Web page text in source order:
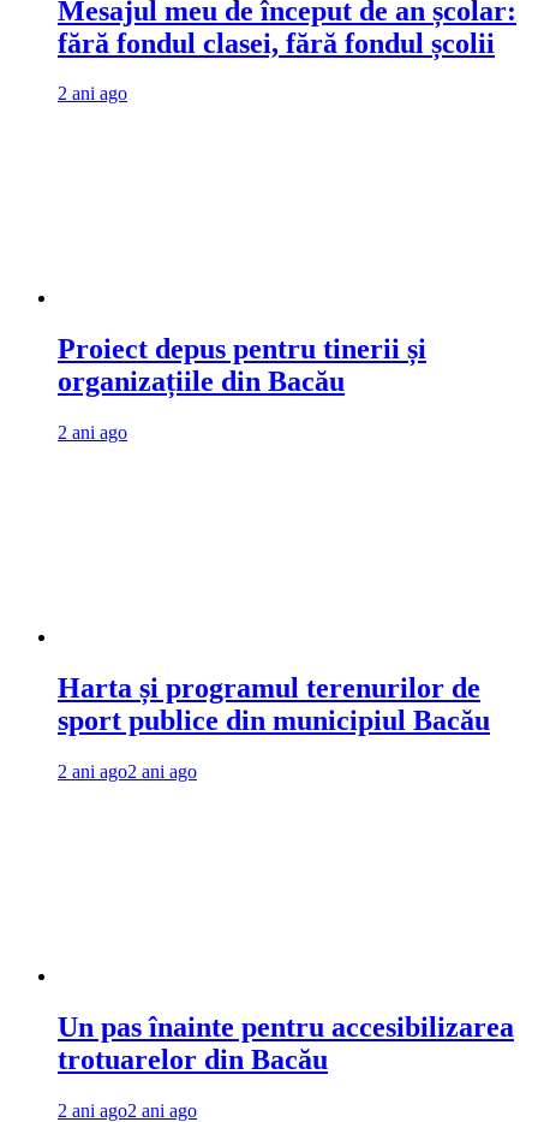
Mesajul meu de început de an școlar:
fără fondul clasei, fără fondul școlii
2 ani ago
Proiect depus pentru tinerii și
organizațiile din Bacău
2 ani ago
Harta și programul terenurilor de
sport publice din municipiul Bacău
2 ani ago2 ani ago
Un pas înainte pentru accesibilizarea
trotuarelor din Bacău
2 ani ago2 ani ago